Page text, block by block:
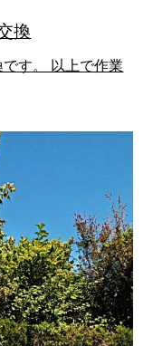
換
す。 以上で作業